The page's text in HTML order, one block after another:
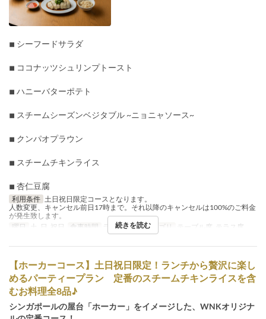
◾︎ シーフードサラダ
◾︎ ココナッツシュリンプトースト
◾︎ ハニーバターポテト
◾︎ スチームシーズンベジタブル ~ニョニャソース~
◾︎ クンパオプラウン
◾︎ スチームチキンライス
◾︎ 杏仁豆腐
利用条件 土日祝日限定コースとなります。
人数変更、キャンセル前日17時まで。それ以降のキャンセルは100%のご料金
が発生致します。
曜日
土, 日, 祝日 食事時間 ランチ 席のカテゴリ テーブル席, テラス席
続きを読む
【ホーカーコース】土日祝日限定！ランチから贅沢に楽し
めるパーティープラン 定番のスチームチキンライスを含
むお料理全8品♪
シンガポールの屋台「ホーカー」をイメージした、WNKオリジナ